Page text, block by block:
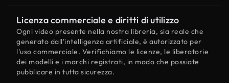
Licenza commerciale e diritti di utilizzo
Ogni video presente nella nostra libreria, sia reale che
generato dall'intelligenza artificiale, è autorizzato per
l'uso commerciale. Verifichiamo le licenze, le liberatorie
dei modelli e i marchi registrati, in modo che possiate
pubblicare in tutta sicurezza.